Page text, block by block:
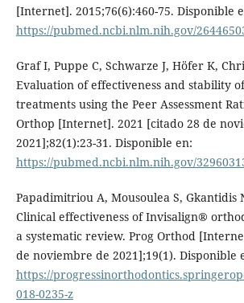
[Internet]. 2015;76(6):460-75. Disponible
https://pubmed.ncbi.nlm.nih.gov/
Graf I, Puppe C, Schwarze J, Höfer K,
Evaluation of effectiveness and stability
treatments using the Peer Assessment
Orthop [Internet]. 2021 [citado 28 de
2021];82(1):23-31. Disponible en:
https://pubmed.ncbi.nlm.nih.gov/
Papadimitriou A, Mousoulea S, Gkantidis
Clinical effectiveness of Invisalign®
a systematic review. Prog Orthod
de noviembre de 2021];19(1). Disponible
https://
018-0235-z